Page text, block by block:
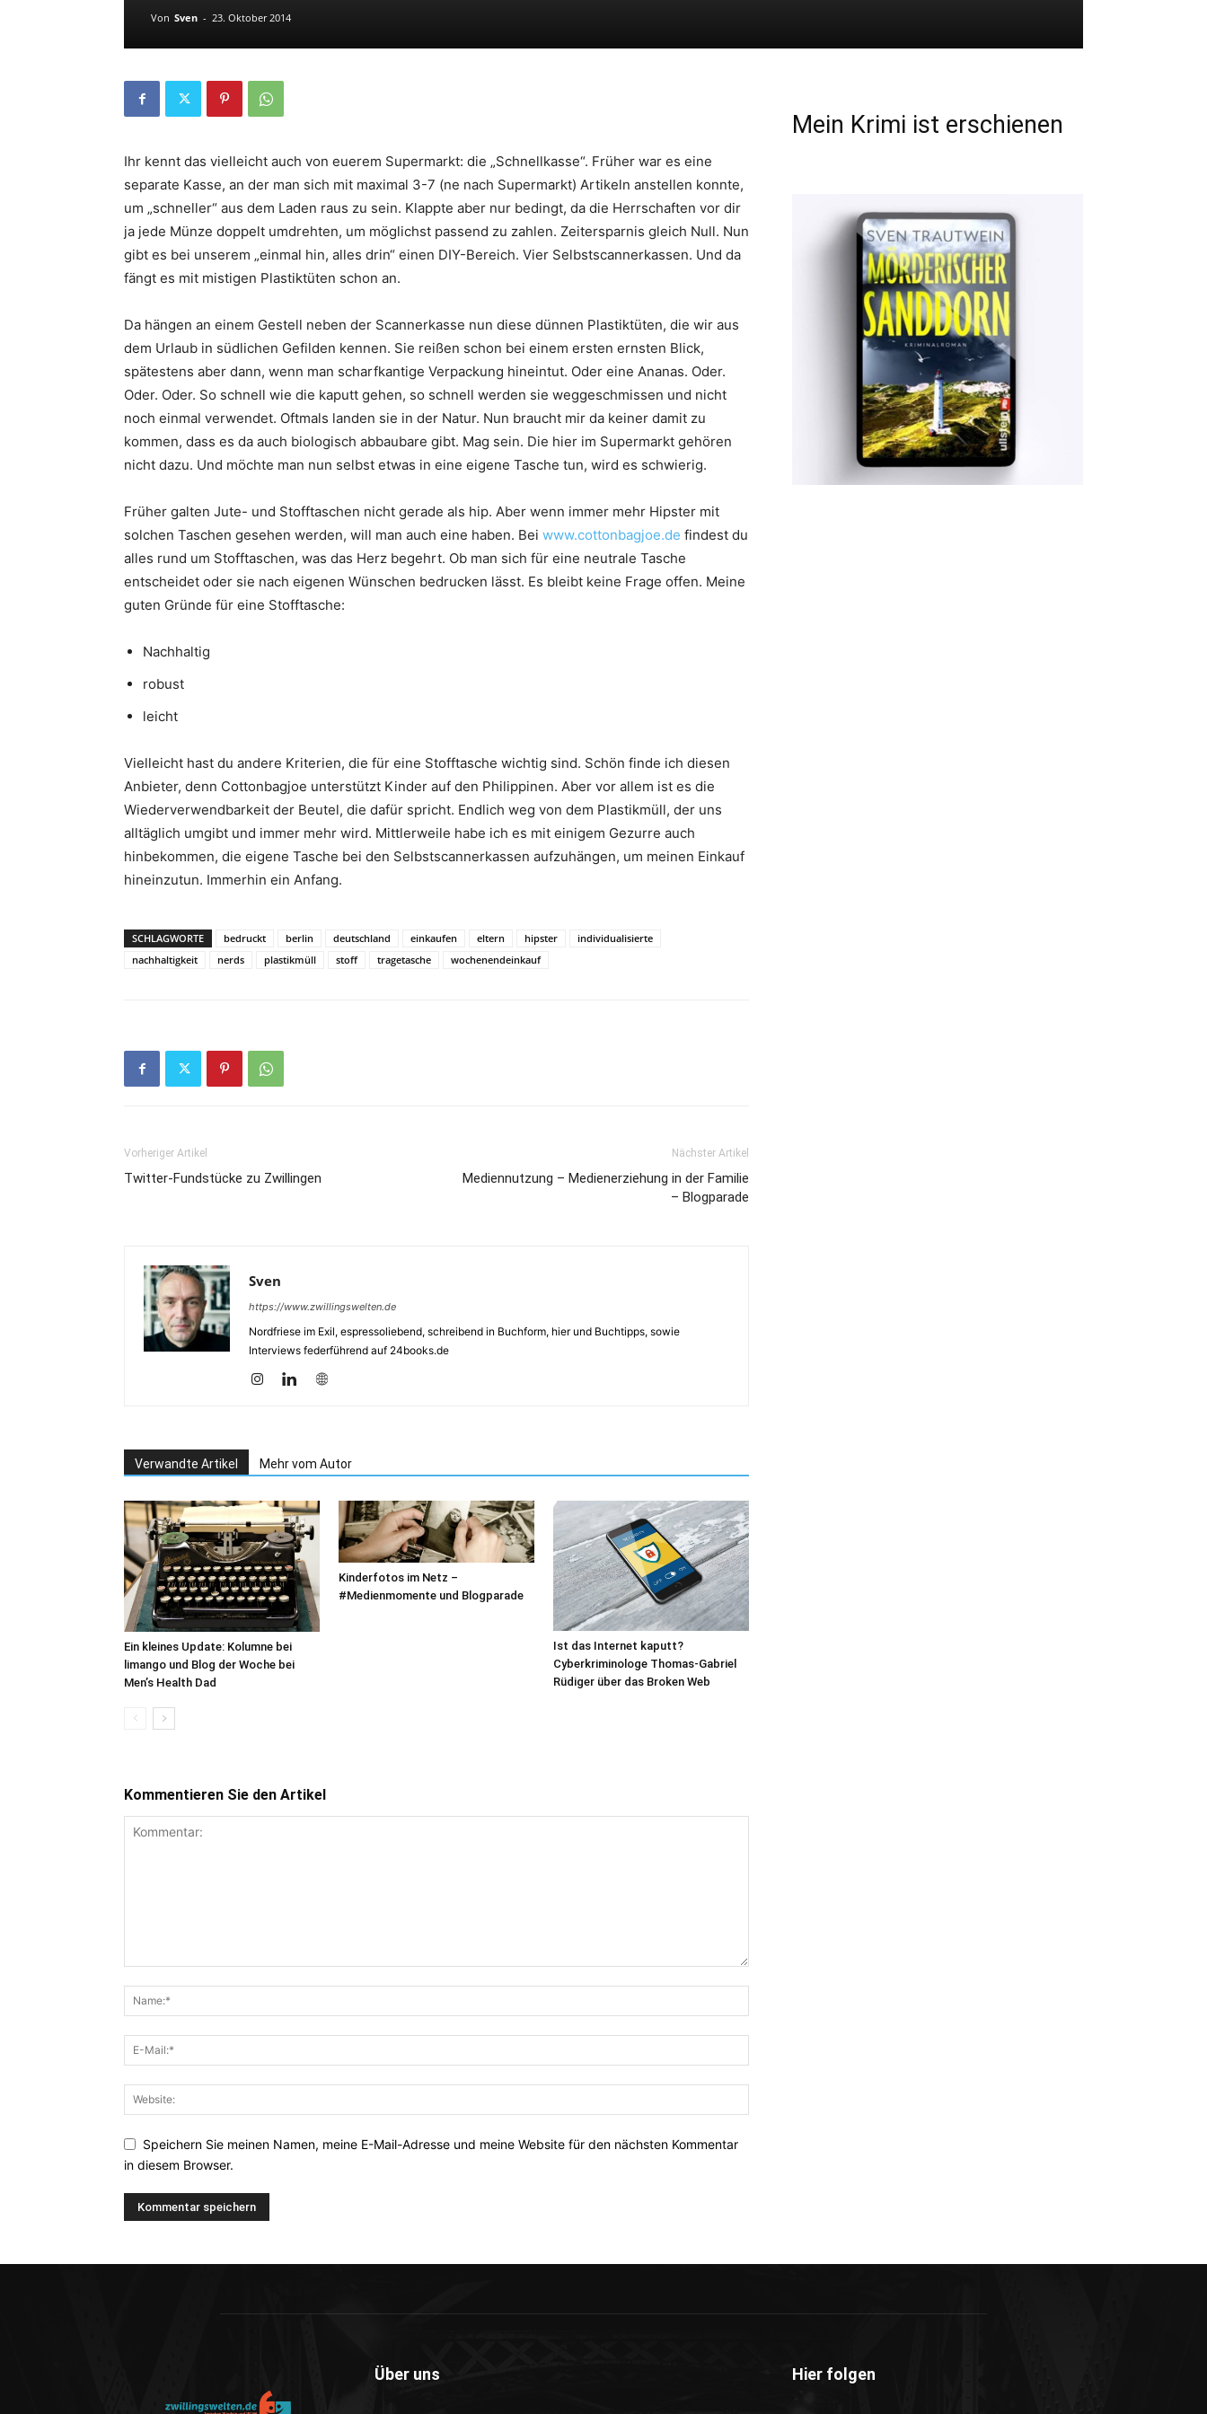
Von Sven - 23. Oktober 2014
Ihr kennt das vielleicht auch von euerem Supermarkt: die „Schnellkasse“. Früher war es eine
separate Kasse, an der man sich mit maximal 3-7 (ne nach Supermarkt) Artikeln anstellen konnte,
um „schneller“ aus dem Laden raus zu sein. Klappte aber nur bedingt, da die Herrschaften vor dir
ja jede Münze doppelt umdrehten, um möglichst passend zu zahlen. Zeitersparnis gleich Null. Nun
gibt es bei unserem „einmal hin, alles drin“ einen DIY-Bereich. Vier Selbstscannerkassen. Und da
fängt es mit mistigen Plastiktüten schon an.
Da hängen an einem Gestell neben der Scannerkasse nun diese dünnen Plastiktüten, die wir aus
dem Urlaub in südlichen Gefilden kennen. Sie reißen schon bei einem ersten ernsten Blick,
spätestens aber dann, wenn man scharfkantige Verpackung hineintut. Oder eine Ananas. Oder.
Oder. Oder. So schnell wie die kaputt gehen, so schnell werden sie weggeschmissen und nicht
noch einmal verwendet. Oftmals landen sie in der Natur. Nun braucht mir da keiner damit zu
kommen, dass es da auch biologisch abbaubare gibt. Mag sein. Die hier im Supermarkt gehören
nicht dazu. Und möchte man nun selbst etwas in eine eigene Tasche tun, wird es schwierig.
Früher galten Jute- und Stofftaschen nicht gerade als hip. Aber wenn immer mehr Hipster mit
solchen Taschen gesehen werden, will man auch eine haben. Bei www.cottonbagjoe.de findest du
alles rund um Stofftaschen, was das Herz begehrt. Ob man sich für eine neutrale Tasche
entscheidet oder sie nach eigenen Wünschen bedrucken lässt. Es bleibt keine Frage offen. Meine
guten Gründe für eine Stofftasche:
Nachhaltig
robust
leicht
Vielleicht hast du andere Kriterien, die für eine Stofftasche wichtig sind. Schön finde ich diesen
Anbieter, denn Cottonbagjoe unterstützt Kinder auf den Philippinen. Aber vor allem ist es die
Wiederverwendbarkeit der Beutel, die dafür spricht. Endlich weg von dem Plastikmüll, der uns
alltäglich umgibt und immer mehr wird. Mittlerweile habe ich es mit einigem Gezurre auch
hinbekommen, die eigene Tasche bei den Selbstscannerkassen aufzuhängen, um meinen Einkauf
hineinzutun. Immerhin ein Anfang.
SCHLAGWORTE bedruckt berlin deutschland einkaufen eltern hipster
individualisierte
nachhaltigkeit
nerds plastikmüll stoff tragetasche wochenendeinkauf
Vorheriger Artikel
Twitter-Fundstücke zu Zwillingen
Nächster Artikel
Mediennutzung – Medienerziehung in der Familie
– Blogparade
Sven
https://www.zwillingswelten.de
Nordfriese im Exil, espressoliebend, schreibend in Buchform, hier und Buchtipps, sowie
Interviews federführend auf 24books.de
Verwandte Artikel Mehr vom Autor
Ein kleines Update: Kolumne bei
limango und Blog der Woche bei
Men’s Health Dad
Kinderfotos im Netz –
#Medienmomente und Blogparade
Ist das Internet kaputt?
Cyberkriminologe Thomas-Gabriel
Rüdiger über das Broken Web
Kommentieren Sie den Artikel
Speichern Sie meinen Namen, meine E-Mail-Adresse und meine Website für den nächsten Kommentar
in diesem Browser.
Mein Krimi ist erschienen
Über uns Hier folgen